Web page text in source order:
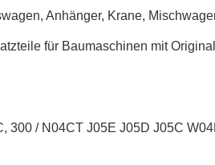
Anhänger, Krane,
für Baumaschinen mit
300 / N04CT J05E J05D J05C